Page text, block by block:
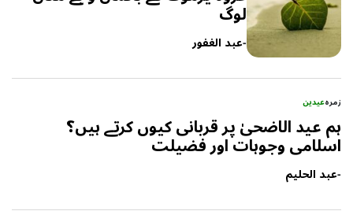
لوگ
-عبد الغفور
زمرہعیدین
ہم عید الاضحیٰ پر قربانی کیوں کرتے ہیں؟
اسلامی وجوہات اور فضیلت
-عبد الحلیم